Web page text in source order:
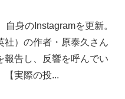
身のInstagramを更新。
社）の作者・原泰久さん
報告し、反響を呼んでい
【実際の投...